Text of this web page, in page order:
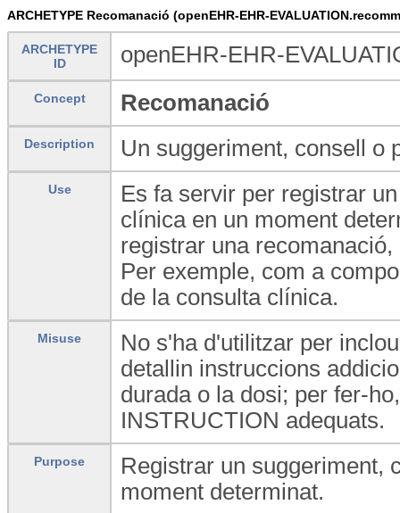
ARCHETYPE Recomanació (openEHR-EHR-
ARCHETYPE
ID
openEHR-EHR-
Concept Recomanació
Description Un suggeriment, consell o
Use
Es fa servir per registrar
clínica en un moment
registrar una
Per exemple, com a
de la consulta clínica.
Misuse
No s'ha d'utilitzar per
detallin instruccions
durada o la dosi; per fer-
INSTRUCTION adequats.
Purpose
Registrar un suggeriment,
moment determinat.